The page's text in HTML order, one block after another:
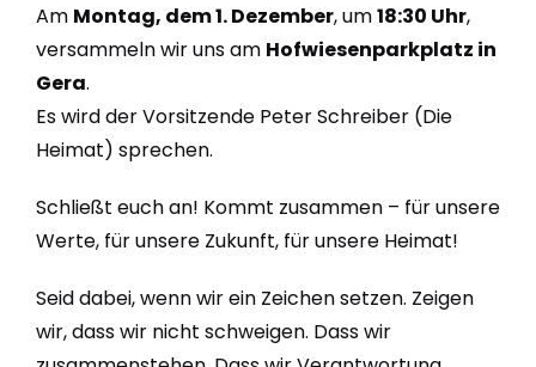
Am Montag, dem 1. Dezember, um18:30 Uhr,
versammeln wir uns am Hofwiesenparkplatz in
Gera.
Es wird der Vorsitzende Peter Schreiber (Die
Heimat) sprechen.
Schließt euch an! Kommt zusammen – für unsere
Werte, für unsere Zukunft, für unsere Heimat!
Seid dabei, wenn wir ein Zeichen setzen. Zeigen
wir, dass wir nicht schweigen. Dass wir